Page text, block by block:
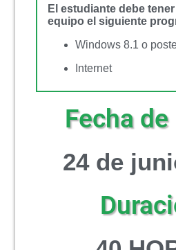
El estudiante debe
equipo el siguiente
Windows 8.1 o
Internet
Fecha
24 de